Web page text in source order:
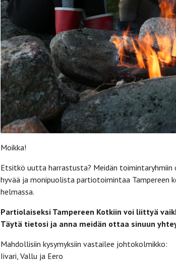
Moikka!
Etsitkö uutta harrastusta? Meidän
hyvää ja monipuolista partiotoimintaa Tampereen
helmassa.
Partiolaiseksi Tampereen Kotkiin voi liittyä
Täytä tietosi ja anna meidän ottaa sinuun
Mahdollisiin kysymyksiin vastailee johtokolmikko:
Iivari, Vallu ja Eero